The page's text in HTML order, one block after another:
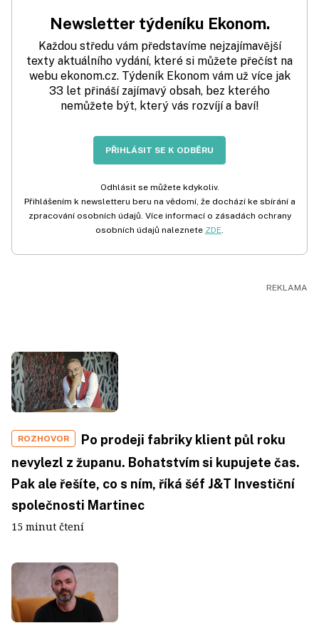
Newsletter týdeníku Ekonom.
Každou středu vám představíme nejzajímavější
texty aktuálního vydání, které si můžete přečíst na
webu ekonom.cz. Týdeník Ekonom vám už více jak
33 let přináší zajímavý obsah, bez kterého
nemůžete být, který vás rozvíjí a baví!
PŘIHLÁSIT SE K ODBĚRU
Odhlásit se můžete kdykoliv.
Přihlášením k newsletteru beru na vědomí, že dochází ke sbírání a
zpracování osobních údajů. Více informací o zásadách ochrany
osobních údajů naleznete ZDE.
ROZHOVOR
Po prodeji fabriky klient půl roku
nevylezl z županu. Bohatstvím si kupujete čas.
Pak ale řešíte, co s ním, říká šéf J&T Investiční
společnosti Martinec
15 minut čtení